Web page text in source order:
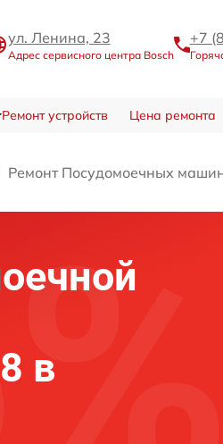
ул. Ленина, 23
Адрес сервисного центра Bosch
+7
Ремонт устройств Цена ремонта
Ремонт Посудомоечных
в